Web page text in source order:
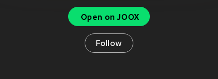
Open on JOOX
Follow